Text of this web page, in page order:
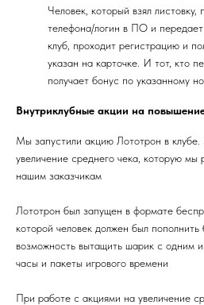
Человек, который взял
телефона/логин в ПО и передает
клуб, проходит регистрацию и
указан на карточке. И тот, кто
получает бонус по указанному
Внутриклубные акции на
Мы запустили акцию Лототрон в
увеличение среднего чека, которую мы
нашим заказчикам
Лототрон был запущен в формате
которой человек должен был
возможность вытащить шарик с одним
часы и пакеты игрового времени
При работе с акциями на увеличение